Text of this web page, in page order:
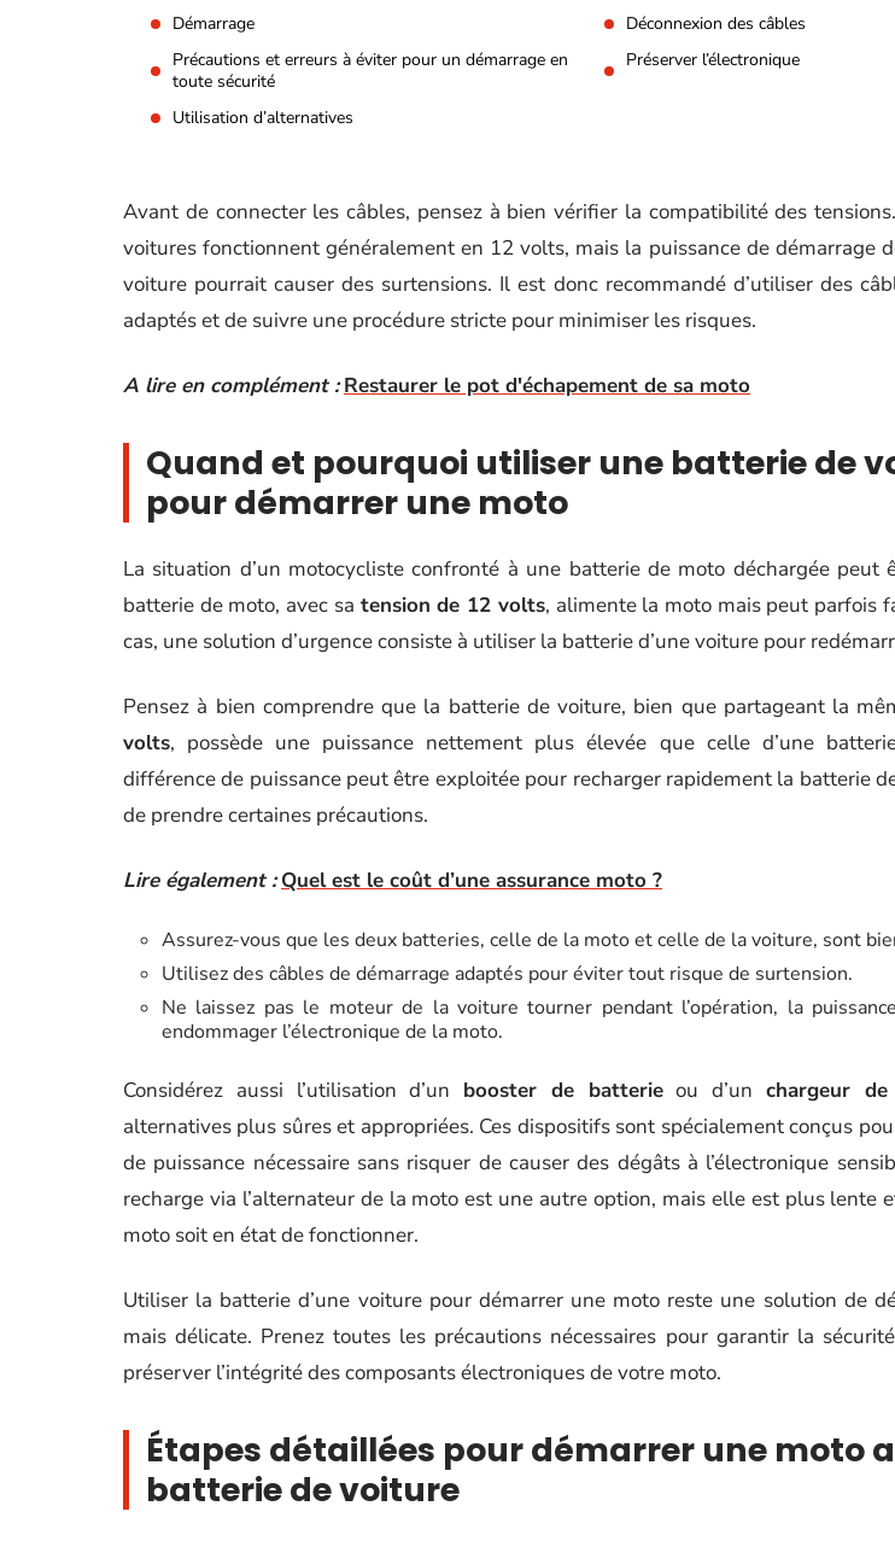
Démarrage
Déconnexion des câbles
Précautions et erreurs à éviter pour un démarrage en
toute sécurité
Préserver l’électronique
Utilisation d’alternatives
Avant de connecter les câbles, pensez à bien vérifier la compatibilité des
voitures fonctionnent généralement en 12 volts, mais la puissance de démarrage
voiture pourrait causer des surtensions. Il est donc recommandé d’utiliser des
adaptés et de suivre une procédure stricte pour minimiser les risques.
A lire en complément : Restaurer le pot d'échapement de sa moto
Quand et pourquoi utiliser une batterie de
pour démarrer une moto
La situation d’un motocycliste confronté à une batterie de moto déchargée peut
batterie de moto, avec sa tension de 12 volts, alimente la moto mais peut parfois
cas, une solution d’urgence consiste à utiliser la batterie d’une voiture pour
Pensez à bien comprendre que la batterie de voiture, bien que partageant la
volts, possède une puissance nettement plus élevée que celle d’une
différence de puissance peut être exploitée pour recharger rapidement la batterie
de prendre certaines précautions.
Lire également : Quel est le coût d’une assurance moto ?
Assurez-vous que les deux batteries, celle de la moto et celle de la voiture, sont
Utilisez des câbles de démarrage adaptés pour éviter tout risque de surtension.
Ne laissez pas le moteur de la voiture tourner pendant l’opération, la
endommager l’électronique de la moto.
Considérez aussi l’utilisation d’un booster de batterieou d’un chargeur
alternatives plus sûres et appropriées. Ces dispositifs sont spécialement conçus
de puissance nécessaire sans risquer de causer des dégâts à l’électronique
recharge via l’alternateur de la moto est une autre option, mais elle est plus lente
moto soit en état de fonctionner.
Utiliser la batterie d’une voiture pour démarrer une moto reste une solution de
mais délicate. Prenez toutes les précautions nécessaires pour garantir la
préserver l’intégrité des composants électroniques de votre moto.
Étapes détaillées pour démarrer une moto
batterie de voiture